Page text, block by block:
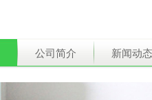
公司简介 新闻动态